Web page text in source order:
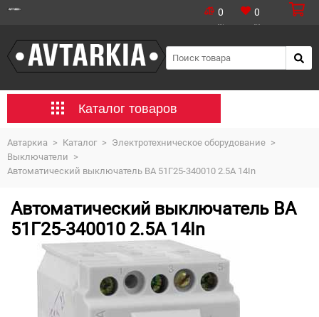
0 0
Каталог товаров
Автаркиа > Каталог > Электротехническое оборудование >
Выключатели >
Автоматический выключатель ВА 51Г25-340010 2.5А 14In
Автоматический выключатель ВА
51Г25-340010 2.5А 14In